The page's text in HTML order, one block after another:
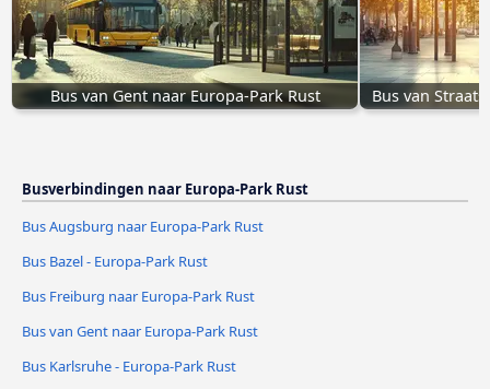
Bus van Gent naar Europa-Park Rust Bus van
Busverbindingen naar Europa-Park Rust
Bus Augsburg naar Europa-Park Rust
Bus Bazel - Europa-Park Rust
Bus Freiburg naar Europa-Park Rust
Bus van Gent naar Europa-Park Rust
Bus Karlsruhe - Europa-Park Rust